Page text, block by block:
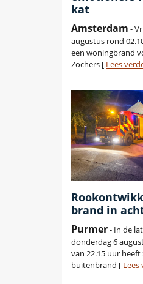
kat
Amsterdam -
augustus rond
een woningbrand
Zochers [ Lees
brand in
Purmer- In de
donderdag 6
van 22.15 uur heeft
buitenbrand [ Lees